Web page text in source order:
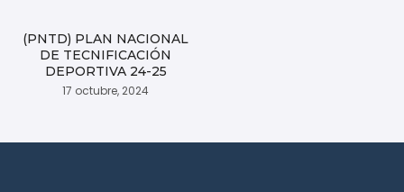
(PNTD) PLAN NACIONAL
DE TECNIFICACIÓN
DEPORTIVA 24-25
17 octubre, 2024